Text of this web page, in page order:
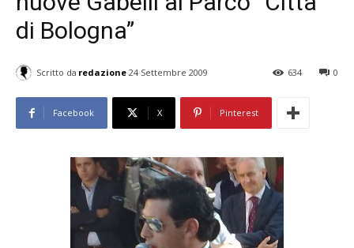
di Bologna”
Scritto da redazione 24 Settembre 2009 0
634
Facebook X Pinterest